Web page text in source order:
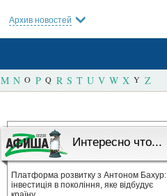
Архив новостей
M N O P Q R S T U V W X Y Z
Интересно что...
Платформа розвитку з Антоном Бахур:
інвестиція в покоління, яке відбудує